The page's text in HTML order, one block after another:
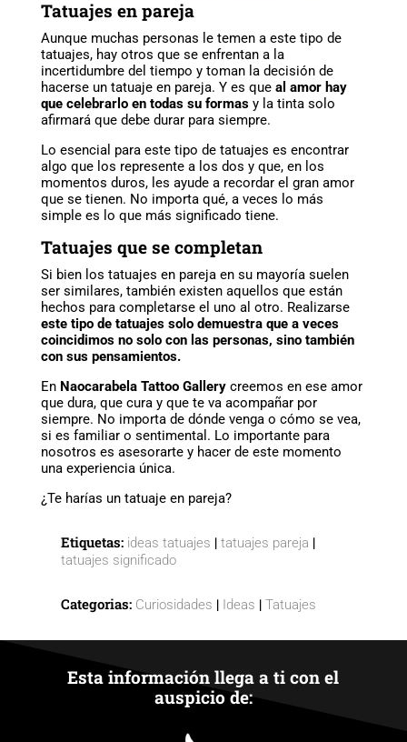
Tatuajes en pareja
Aunque muchas personas le temen a este tipo de
tatuajes, hay otros que se enfrentan a la
incertidumbre del tiempo y toman la decisión de
hacerse un tatuaje en pareja. Y es que al amor hay
que celebrarlo en todas su formasy la tinta solo
afirmará que debe durar para siempre.
Lo esencial para este tipo de tatuajes es encontrar
algo que los represente a los dos y que, en los
momentos duros, les ayude a recordar el gran amor
que se tienen. No importa qué, a veces lo más
simple es lo que más significado tiene.
Tatuajes que se completan
Si bien los tatuajes en pareja en su mayoría suelen
ser similares, también existen aquellos que están
hechos para completarse el uno al otro. Realizarse
este tipo de tatuajes solo demuestra que a veces
coincidimos no solo con las personas, sino también
con sus pensamientos.
En Naocarabela Tattoo Gallerycreemos en ese amor
que dura, que cura y que te va acompañar por
siempre. No importa de dónde venga o cómo se vea,
si es familiar o sentimental. Lo importante para
nosotros es asesorarte y hacer de este momento
una experiencia única.
¿Te harías un tatuaje en pareja?
Etiquetas: ideas tatuajes |tatuajes pareja |
tatuajes significado
Categorias: Curiosidades | Ideas |Tatuajes
Esta información llega a ti con el
auspicio de: